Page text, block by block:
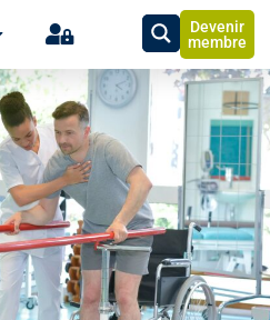
Devenir
membre